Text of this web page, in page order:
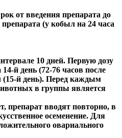
от введения препарата до
(у кобыл на 24 часа
10 дней. Первую дозу
й день (72-76 часов после
(15-й день). Перед каждым
в группы является
препарат вводят повторно, в
осеменение. Для
овариального